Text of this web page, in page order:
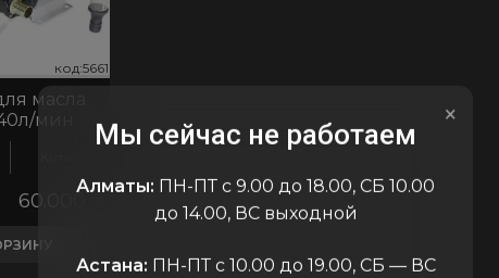
код:5661
масла
мин
60.000
×
Мы сейчас не работаем
Алматы: ПН-ПТ с 9.00 до 18.00, СБ 10.00
до 14.00, ВС выходной
Астана: ПН-ПТ с 10.00 до 19.00, СБ — ВС